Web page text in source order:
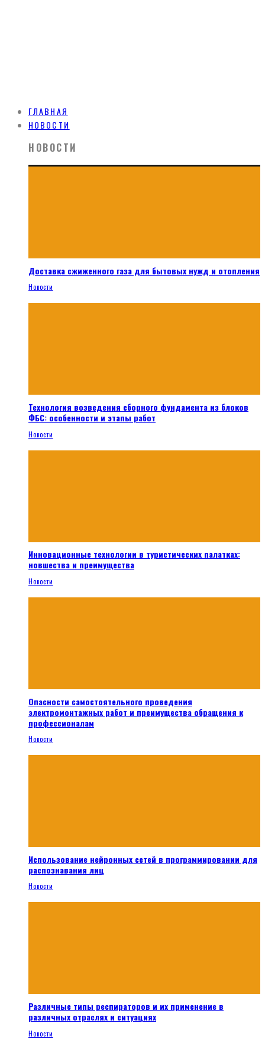
ГЛАВНАЯ
НОВОСТИ
НОВОСТИ
Доставка сжиженного газа для бытовых нужд и отопления
Новости
Технология возведения сборного фундамента из блоков
ФБС: особенности и этапы работ
Новости
Инновационные технологии в туристических палатках:
новшества и преимущества
Новости
Опасности самостоятельного проведения
электромонтажных работ и преимущества обращения к
профессионалам
Новости
Использование нейронных сетей в программировании для
распознавания лиц
Новости
Различные типы респираторов и их применение в
различных отраслях и ситуациях
Новости